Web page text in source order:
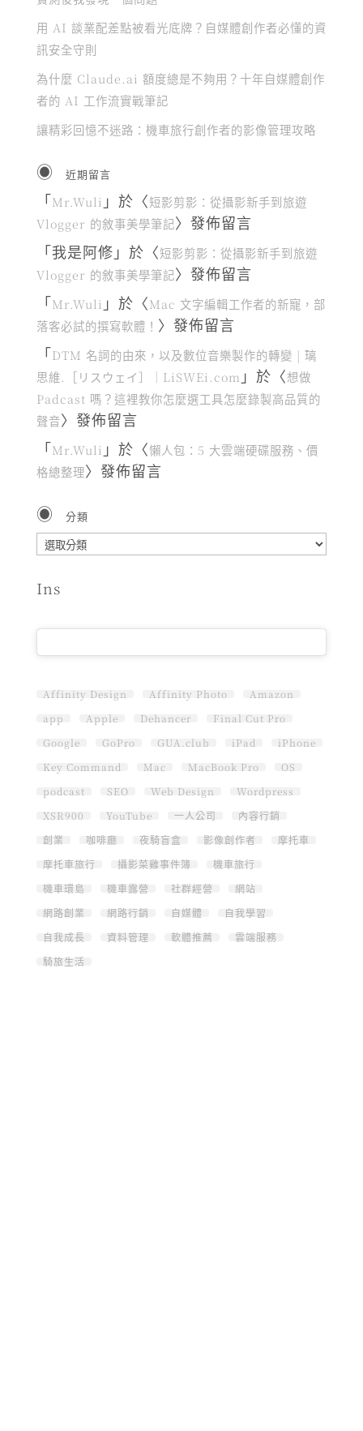
用 AI 談業配差點被看光底牌？自媒體創作者必懂的資
訊安全守則
為什麼 Claude.ai 額度總是不夠用？十年自媒體創作
者的 AI 工作流實戰筆記
讓精彩回憶不迷路：機車旅行創作者的影像管理攻略
近期留言
「Mr.Wuli 」於〈短影剪影：從攝影新手到旅遊
Vlogger 的敘事美學筆記〉發佈留言
「我是阿修 」於〈短影剪影：從攝影新手到旅遊
Vlogger 的敘事美學筆記〉發佈留言
「Mr.Wuli 」於〈Mac 文字編輯工作者的新寵，部
落客必試的撰寫軟體！ 〉發佈留言
「DTM 名詞的由來，以及數位音樂製作的轉變 | 璃
思維.［リスウェイ］｜LiSWEi.com 」於〈想做
Padcast 嗎？這裡教你怎麼選工具怎麼錄製高品質的
聲音〉發佈留言
「Mr.Wuli 」於〈懶人包：5 大雲端硬碟服務、價
格總整理〉發佈留言
分類
分
Ins
Affinity Design Affinity Photo
Amazon
app
Apple Dehancer
Final Cut Pro
Google
GoPro GUA.club iPad
iPhone
Key Command
Mac MacBook Pro
OS
podcast
SEO Web Design
Wordpress
XSR900
YouTube 一人公司
內容行銷
創業
咖啡廳 夜騎盲盒 影像創作者
摩托車
摩托車旅行
攝影菜雞事件簿
機車旅行
機車環島
機車露營 社群經營
網站
網路創業
網路行銷 自媒體
自我學習
自我成長
資料管理 軟體推薦
雲端服務
騎旅生活